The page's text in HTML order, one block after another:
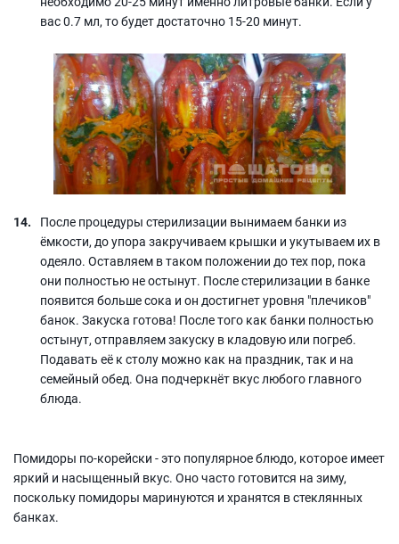
вас 0.7 мл, то будет достаточно 15-20 минут.
После процедуры стерилизации вынимаем банки из
ёмкости, до упора закручиваем крышки и укутываем их в
одеяло. Оставляем в таком положении до тех пор, пока
они полностью не остынут. После стерилизации в банке
появится больше сока и он достигнет уровня "плечиков"
банок. Закуска готова! После того как банки полностью
остынут, отправляем закуску в кладовую или погреб.
Подавать её к столу можно как на праздник, так и на
семейный обед. Она подчеркнёт вкус любого главного
блюда.
Помидоры по-корейски - это популярное блюдо, которое имеет
яркий и насыщенный вкус. Оно часто готовится на зиму,
поскольку помидоры маринуются и хранятся в стеклянных
банках.